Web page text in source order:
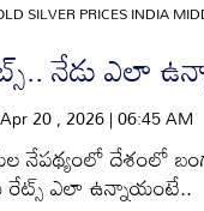
SILVER PRICES INDIA
నేడు ఎలా
20 , 2026 | 06:45 AM
నేపథ్యంలో దేశంలో
రేట్స్ ఎలా ఉన్నాయంటే..